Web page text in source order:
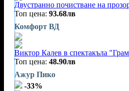
Двустранно почистване на
Топ цена: 93.68лв
Комфорт ВД
Виктор Калев в спектакъла
Топ цена: 48.90лв
Ажур Пико
-33%